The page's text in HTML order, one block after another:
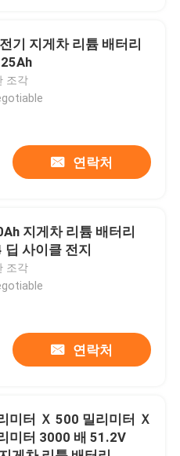
기 지게차 리튬 배터리
조각
연락처
지게차 리튬 배터리
사이클 전지
조각
연락처
미터 Ｘ 500 밀리미터 Ｘ
미터 3000 배 51.2V